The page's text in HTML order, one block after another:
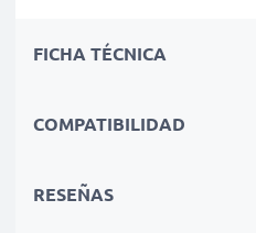
✔ 100 % compatible con
✔ Protección certificada
✔ Enchufe de alta calidad
FICHA TÉCNICA
COMPATIBILIDAD
RESEÑAS